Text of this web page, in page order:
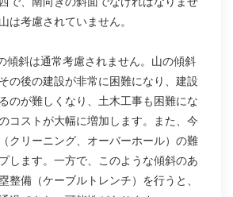
は考慮されていません。
傾斜は通常考慮されません。山の傾斜
の後の建設が非常に困難になり、建設
のが難しくなり、土木工事も困難にな
コストが大幅に増加します。また、今
クリーニング、オーバーホール）の難
します。一方で、このような傾斜のあ
整備（ケーブルトレンチ）を行うと、